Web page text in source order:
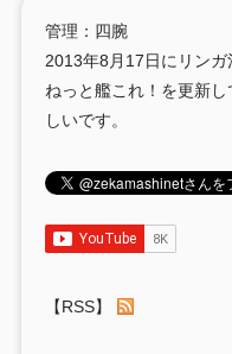
管理：四腕
2013年8月17日にリン
ねっと艦これ！を更新
しいです。
【RSS】